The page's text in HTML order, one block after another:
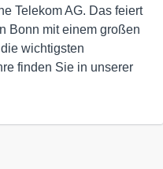
Telekom AG. Das feiert
Bonn mit einem großen
wichtigsten
finden Sie in unserer